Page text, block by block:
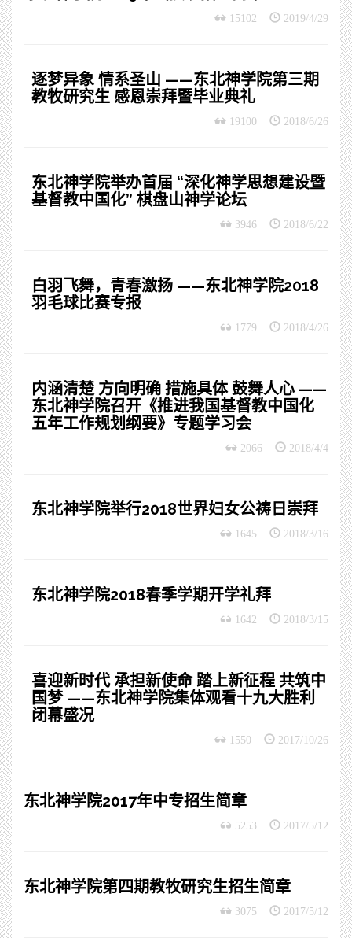
15102 2019/4/29
逐梦异象 情系圣山 ——东北神学院第三期
教牧研究生 感恩崇拜暨毕业典礼
19100 2018/6/26
东北神学院举办首届 “深化神学思想建设暨
基督教中国化” 棋盘山神学论坛
3946 2018/6/22
白羽飞舞，青春激扬 ——东北神学院2018
羽毛球比赛专报
1779 2018/4/26
内涵清楚 方向明确 措施具体 鼓舞人心 ——
东北神学院召开《推进我国基督教中国化
五年工作规划纲要》专题学习会
2066 2018/4/4
东北神学院举行2018世界妇女公祷日崇拜
1645 2018/3/16
东北神学院2018春季学期开学礼拜
1642 2018/3/15
喜迎新时代 承担新使命 踏上新征程 共筑中
国梦 ——东北神学院集体观看十九大胜利
闭幕盛况
1550 2017/10/26
东北神学院2017年中专招生简章
5253 2017/5/12
东北神学院第四期教牧研究生招生简章
3075 2017/5/12